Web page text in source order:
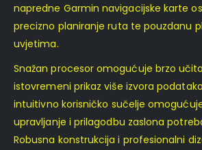
napredne Garmin navigacijske karte
precizno planiranje ruta te pouzdanu
uvjetima.
Snažan procesor omogućuje brzo
istovremeni prikaz više izvora
intuitivno korisničko sučelje
upravljanje i prilagodbu zaslona
Robusna konstrukcija i profesionalni